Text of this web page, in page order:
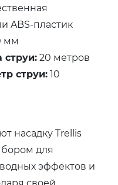
ABS-пластик
мм
струи:20 метров
струи:10
насадку Trellis
для
эффектов и
своей